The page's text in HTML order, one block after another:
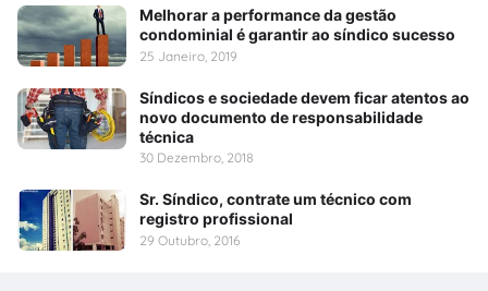
Melhorar a performance da gestão
condominial é garantir ao síndico sucesso
25 Janeiro, 2019
Síndicos e sociedade devem ficar atentos ao
novo documento de responsabilidade
técnica
30 Dezembro, 2018
Sr. Síndico, contrate um técnico com
registro profissional
29 Outubro, 2016